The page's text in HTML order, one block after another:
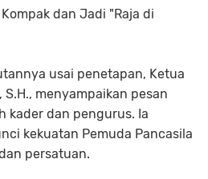
dan Jadi "Raja di
usai penetapan, Ketua
menyampaikan pesan
kader dan pengurus. Ia
kekuatan Pemuda Pancasila
persatuan.